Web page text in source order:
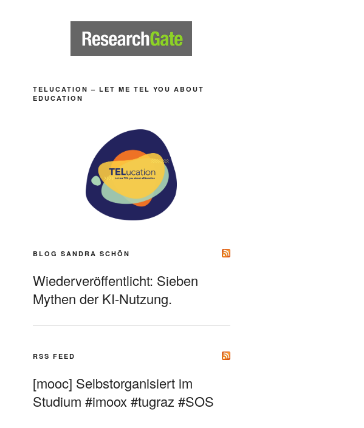
TELUCATION – LET ME TEL YOU ABOUT
EDUCATION
BLOG SANDRA SCHÖN
Wiederveröffentlicht: Sieben
Mythen der KI-Nutzung.
RSS FEED
[mooc] Selbstorganisiert im
Studium #imoox #tugraz #SOS